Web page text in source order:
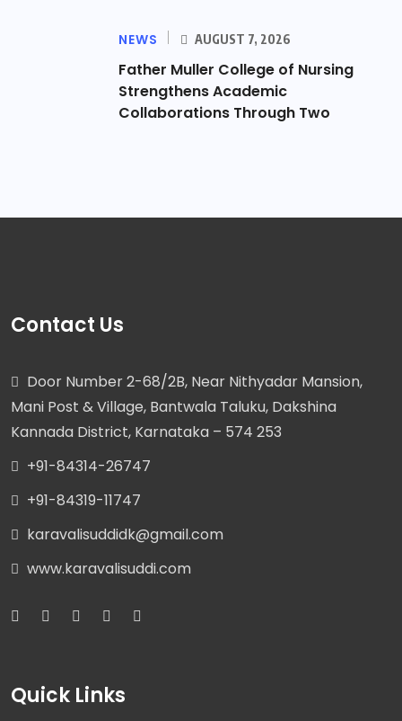
NEWS AUGUST 7, 2026
Father Muller College of Nursing
Strengthens Academic
Collaborations Through Two
Contact Us
Door Number 2-68/2B, Near Nithyadar Mansion,
Mani Post & Village, Bantwala Taluku, Dakshina
Kannada District, Karnataka – 574 253
+91-84314-26747
+91-84319-11747
karavalisuddidk@gmail.com
www.karavalisuddi.com
Quick Links